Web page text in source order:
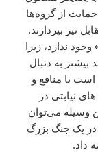
از گروه‌ها
نیز بپردازند.
ندارد، زیرا
به دنبال
با منافع و
نیابتی در
وسیله می‌توان
در یک جنگ بزرگ
داد.